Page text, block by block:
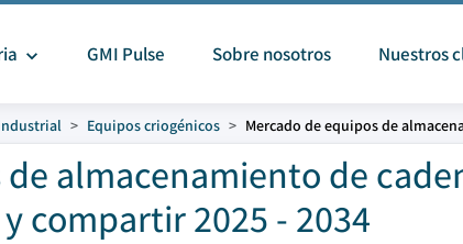
GMI Pulse Sobre nosotros Nuestros
Equipos criogénicos Mercado de equipos de
almacenamiento de
compartir 2025 - 2034